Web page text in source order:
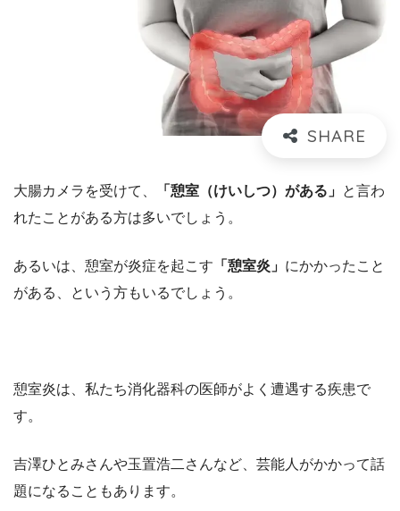
大腸カメラを受けて、 「憩室（けいしつ）がある」 と言わ
れたことがある方は多いでしょう。
あるいは、憩室が炎症を起こす 「憩室炎」 にかかったこと
がある、という方もいるでしょう。
憩室炎は、私たち消化器科の医師がよく遭遇する疾患で
す。
吉澤ひとみさんや玉置浩二さんなど、芸能人がかかって話
題になることもあります。